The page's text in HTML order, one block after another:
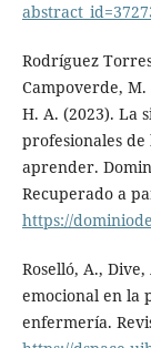
Rodríguez
Campoverde, M.
H. A. (2023). La
profesionales
aprender.
Recuperado a
https://
Roselló, A.,
emocional en la
enfermería.